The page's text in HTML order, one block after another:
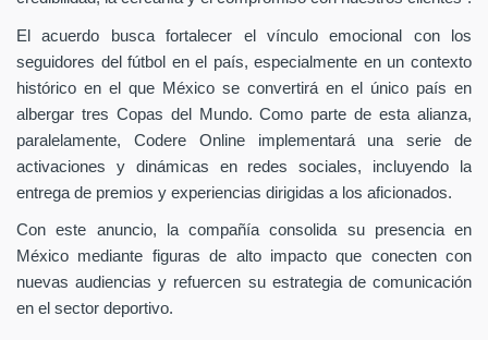
El acuerdo busca fortalecer el vínculo emocional con los
seguidores del fútbol en el país, especialmente en un contexto
histórico en el que México se convertirá en el único país en
albergar tres Copas del Mundo. Como parte de esta alianza,
paralelamente, Codere Online implementará una serie de
activaciones y dinámicas en redes sociales, incluyendo la
entrega de premios y experiencias dirigidas a los aficionados.
Con este anuncio, la compañía consolida su presencia en
México mediante figuras de alto impacto que conecten con
nuevas audiencias y refuercen su estrategia de comunicación
en el sector deportivo.